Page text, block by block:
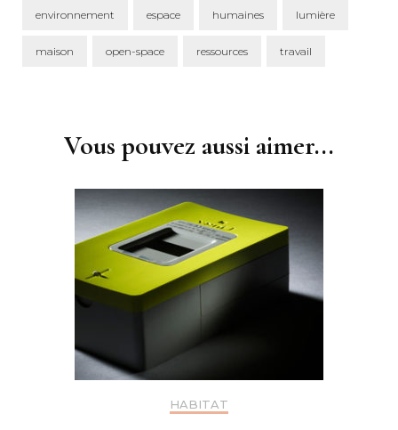
environnement espace humaines lumière
maison open-space ressources travail
Vous pouvez aussi aimer...
HABITAT